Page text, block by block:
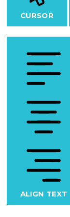
CURSOR
ALIGN TEXT